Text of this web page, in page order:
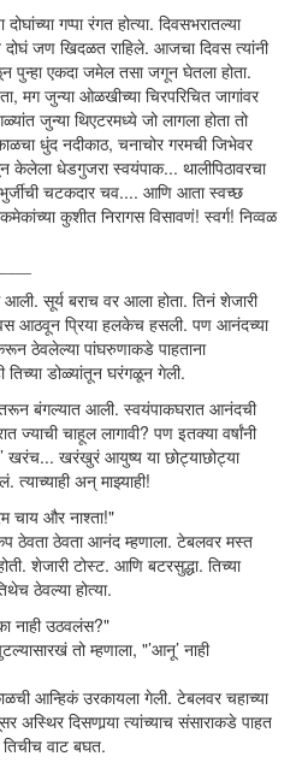
गप्पा रंगत होत्या. दिवसभरातल्या
जण खिदळत राहिले. आजचा दिवस त्यांनी
पुन्हा एकदा जमेल तसा जगून घेतला होता.
मग जुन्या ओळखीच्या चिरपरिचित जागांवर
जुन्या थिएटरमध्ये जो लागला होता तो
धुंद नदीकाठ, चनाचोर गरमची जिभेवर
केलेला धेडगुजरा स्वयंपाक... थालीपिठावरचा
भुर्जीची चटकदार चव.... आणि आता स्वच्छ
कुशीत निरागस विसावणं! स्वर्ग! निव्वळ
सूर्य बराच वर आला होता. तिनं शेजारी
आठवून प्रिया हलकेच हसली. पण आनंदच्या
ठेवलेल्या पांघरुणाकडे पाहताना
डोळ्यांतून घरंगळून गेली.
बंगल्यात आली. स्वयंपाकघरात आनंदची
चाहूल लागावी? पण इतक्या वर्षांनी
खरंच... खरंखुरं आयुष्य या छोट्याछोट्या
अन् माझ्याही!
चाय और नाश्ता!"
ठेवता ठेवता आनंद म्हणाला. टेबलवर मस्त
शेजारी टोस्ट. आणि बटरसुद्धा. तिच्या
ठेवल्या होत्या.
नाही उठवलंस?"
तो म्हणाला, "’आनू’ नाही
आन्हिकं उरकायला गेली. टेबलवर चहाच्या
अस्थिर दिसणार्‍या त्यांच्याच संसाराकडे पाहत
वाट बघत.